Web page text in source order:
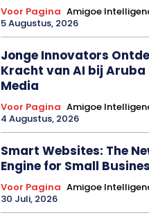
Voor Pagina Amigoe
5 Augustus, 2026
Jonge Innovators
Kracht van AI bij Aruba
Media
Voor Pagina Amigoe
4 Augustus, 2026
Smart Websites: The
Engine for Small
Voor Pagina Amigoe
30 Juli, 2026